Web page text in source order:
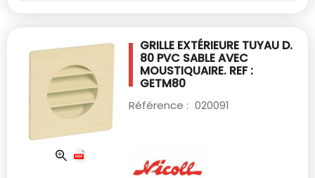
GRILLE EXTÉRIEURE TUYAU D.
80 PVC SABLEAVEC
MOUSTIQUAIRE. REF :
GETM80
Référence : 020091